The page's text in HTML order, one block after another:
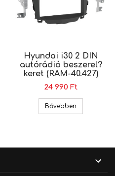
Fe 2 DIN autórádió beszerel?
Hyundai i30 2 DIN
autórádió beszerel?
keret (RAM-40.427)
24 990 Ft
Bővebben
